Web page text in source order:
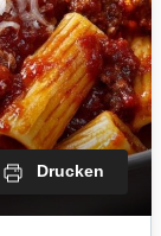
Drucken